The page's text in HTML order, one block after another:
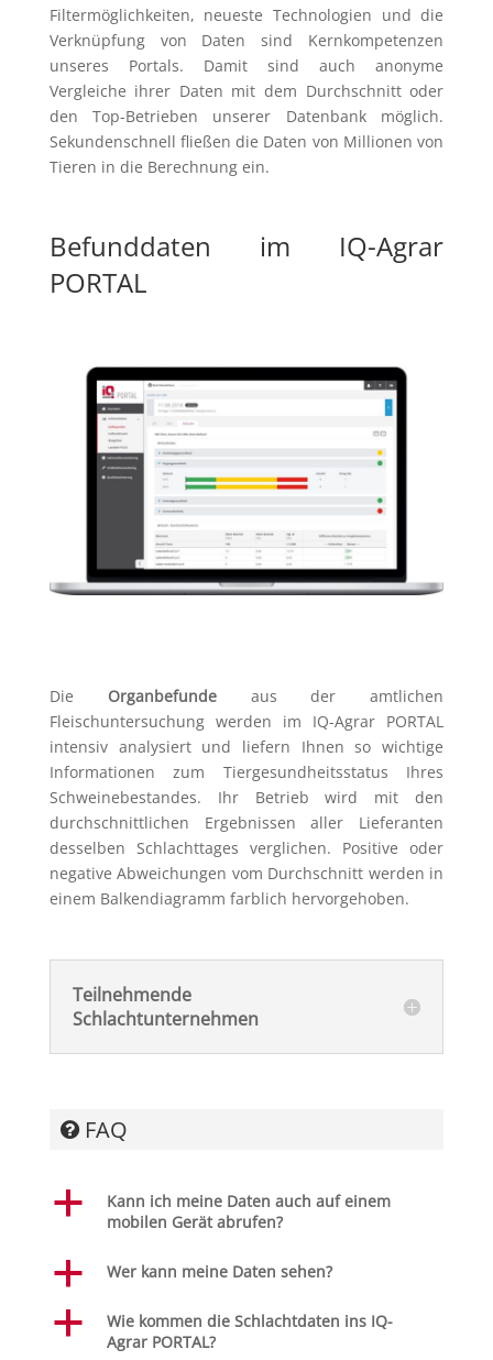
Filtermöglichkeiten, neueste Technologien und die
Verknüpfung von Daten sind Kernkompetenzen
unseres Portals. Damit sind auch anonyme
Vergleiche ihrer Daten mit dem Durchschnitt oder
den Top-Betrieben unserer Datenbank möglich.
Sekundenschnell fließen die Daten von Millionen von
Tieren in die Berechnung ein.
Befunddaten im IQ-Agrar
PORTAL
Die Organbefundeaus der amtlichen
Fleischuntersuchung werden im IQ-Agrar PORTAL
intensiv analysiert und liefern Ihnen so wichtige
Informationen zum Tiergesundheitsstatus Ihres
Schweinebestandes. Ihr Betrieb wird mit den
durchschnittlichen Ergebnissen aller Lieferanten
desselben Schlachttages verglichen. Positive oder
negative Abweichungen vom Durchschnitt werden in
einem Balkendiagramm farblich hervorgehoben.
Teilnehmende
Schlachtunternehmen
FAQ
a
Kann ich meine Daten auch auf einem
mobilen Gerät abrufen?
a Wer kann meine Daten sehen?
a
Wie kommen die Schlachtdaten ins IQ-
Agrar PORTAL?